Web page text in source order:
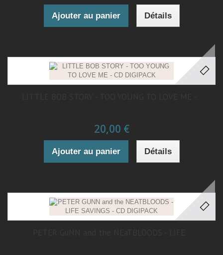
Ajouter au panier Détails
20,00 €
Ajouter au panier Détails